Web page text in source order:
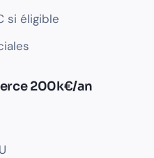
si éligible
200k€/an